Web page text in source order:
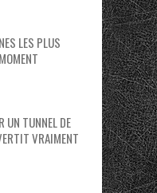
LES PLUS
UN TUNNEL DE
VRAIMENT